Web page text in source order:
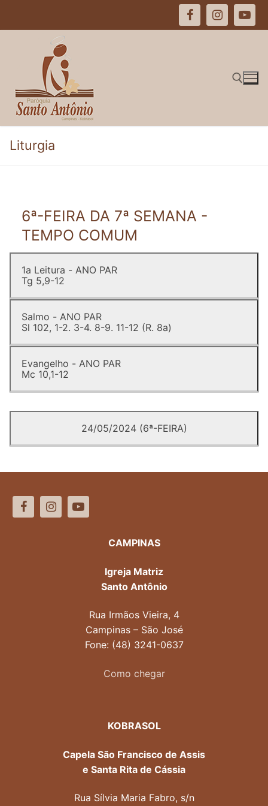
Pesquisar por:
Liturgia
6ª-FEIRA DA 7ª SEMANA -
TEMPO COMUM
1a Leitura - ANO PAR
Tg 5,9-12
Salmo - ANO PAR
Sl 102, 1-2. 3-4. 8-9. 11-12 (R. 8a)
Evangelho - ANO PAR
Mc 10,1-12
24/05/2024 (6ª-FEIRA)
CAMPINAS
Igreja Matriz
Santo Antônio
Rua Irmãos Vieira, 4
Campinas – São José
Fone: (48) 3241-0637
Como chegar
KOBRASOL
Capela São Francisco de Assis
e Santa Rita de Cássia
Rua Sílvia Maria Fabro, s/n